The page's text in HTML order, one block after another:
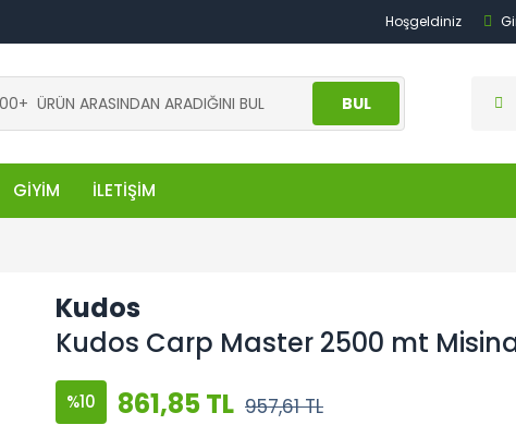
Hoşgeldiniz
BUL
GİYİM İLETİŞİM
Kudos
Kudos Carp Master 2500 mt
%10 861,85 TL 957,61 TL